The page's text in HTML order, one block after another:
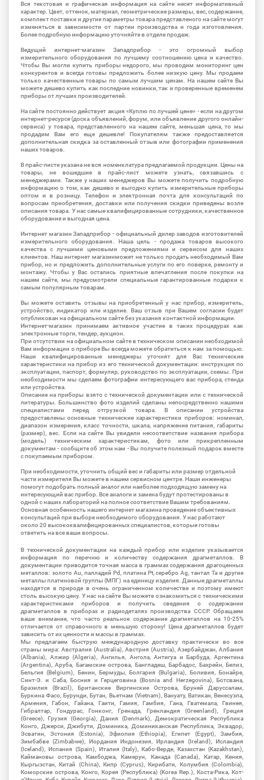
Вся текстовая и графическая информация на сайте несет информативный
характер. Цвет, оттенок, материал, геометрические размеры, вес, содержание,
комплект поставки и другие параметры товара представленого на сайте могут
изменяться в зависимости от партии производства и года изготовления.
Более подробную информацию уточняйте в отделе продаж.
Ведущий интернет-магазин Западприбор - это огромный выбор
измерительного оборудования по лучшему соотношению цена и качество.
Чтобы Вы могли купить приборы недорого, мы проводим мониторинг цен
конкурентов и всегда готовы предложить более низкую цену. Мы продаем
только качественные товары по самым лучшим ценам. На нашем сайте Вы
можете дешево купить как последние новинки, так и проверенные временем
приборы от лучших производителей.
На сайте постоянно действует акция «Куплю по лучшей цене» - если на другом
интернет-ресурсе (доска объявлений, форум, или объявление другого онлайн-
сервиса) у товара, представленного на нашем сайте, меньшая цена, то мы
продадим Вам его еще дешевле! Покупателям также предоставляется
дополнительная скидка за оставленный отзыв или фотографии применения
наших товаров.
В прайс-листе указана не вся номенклатура предлагаемой продукции. Цены на
товары, не вошедшие в прайс-лист можете узнать, связавшись с
менеджерами. Также у наших менеджеров Вы можете получить подробную
информацию о том, как дешево и выгодно купить измерительные приборы
оптом и в розницу. Телефон и электронная почта для консультаций по
вопросам приобретения, доставки или получения скидки приведены возле
описания товара. У нас самые квалифицированные сотрудники, качественное
оборудование и выгодная цена.
Интернет магазин Западприбор - официальный дилер заводов изготовителей
измерительного оборудования. Наша цель - продажа товаров высокого
качества с лучшими ценовыми предложениями и сервисом для наших
клиентов. Наш интернет магазинможет не только продать необходимый Вам
прибор, но и предложить дополнительные услуги по его поверке, ремонту и
монтажу. Чтобы у Вас остались приятные впечатления после покупки на
нашем сайте, мы предусмотрели специальные гарантированные подарки к
самым популярным товарам.
Вы можете оставить отзывы на приобретенный у нас прибор, измеритель,
устройство, индикатор или изделие. Ваш отзыв при Вашем согласии будет
опубликован на официальном сайте без указания контактной информации.
Интернет-магазин принимаем активное участие в таких процедурах как
электронные торги, тендер, аукцион.
При отсутствии на официальном сайте в техническом описании необходимой
Вам информации о приборе Вы всегда можете обратиться к нам за помощью.
Наши квалифицированные менеджеры уточнят для Вас технические
характеристики на прибор из его технической документации: инструкция по
эксплуатации, паспорт, формуляр, руководство по эксплуатации, схемы. При
необходимости мы сделаем фотографии интересующего вас прибора, стенда
или устройства.
Описание на приборы взято с технической документации или с технической
литературы. Большинство фото изделий сделаны непосредственно нашими
специалистами перед отгрузкой товара. В описании устройства
предоставлены основные технические характеристики приборов: номинал,
диапазон измерения, класс точности, шкала, напряжение питания, габариты
(размер), вес. Если на сайте Вы увидели несоответствие названия прибора
(модель) техническим характеристикам, фото или прикрепленным
документам - сообщите об этом нам - Вы получите полезный подарок вместе
с покупаемым прибором.
При необходимости, уточнить общий вес и габариты или размер отдельной
части измерителя Вы можете в нашем сервисном центре. Наши инженеры
помогут подобрать полный аналог или наиболее подходящую замену на
интересующий вас прибор. Все аналоги и замена будут протестированы в
одной с наших лабораторий на полное соответствие Вашим требованиям.
Основная особенность нашего интернет магазина проведение объективных
консультаций при выборе необходимого оборудования. У нас работают
около 20 высококвалифицированных специалистов, которые готовы
ответить на все ваши вопросы.
В технической документации на каждый прибор или изделие указывается
информация по перечню и количеству содержания драгметаллов. В
документации приводится точная масса в граммах содержания драгоценных
металлов: золото Au, палладий Pd, платина Pt, серебро Ag, тантал Ta и другие
металлы платиновой группы (МПГ) на единицу изделия. Данные драгметаллы
находятся в природе в очень ограниченном количестве и поэтому имеют
столь высокую цену. У нас на сайте Вы можете ознакомиться с техническими
характеристиками приборов и получить сведения о содержании
драгметаллов в приборах и радиодеталях производства СССР. Обращаем
ваше внимание, что часто реальное содержание драгметаллов на 10-25%
отличается от справочного в меньшую сторону! Цена драгметаллов будет
зависить от их ценности и массы в граммах.
Мы предлагаем быструю международную доставку практически во все
страны мира: Австралия (Australia), Австрия (Austria), Азербайджан, Албания
(Albania), Алжир (Algeria), Ангилья, Ангола, Антигуа и Барбуда, Аргентина
(Argentina), Аруба, Багамские острова, Бангладеш, Барбадос, Бахрейн, Белиз,
Бельгия (Belgium), Бенин, Бермуды, Болгария (Bulgaria), Боливия, Бонайре,
Синт-Э. и Саба, Босния и Герцеговина (Bosnia and Herzegovina), Ботсвана,
Бразилия (Brazil), Британские Виргинские Острова, Бруней Даруссалам,
Буркина Фасо, Бурунди, Бутан, Вьетнам (Vietnam), Вануату, Ватикан, Венесуэла,
Армения, Габон, Гайана, Гаити, Гамия, Гамбия, Гана, Гватемала, Гвинея,
Гибралтар, Гондурас, Гонконг, Гренада, Гренландия (Greenland), Греция
(Greece), Грузия (Georgia), Дания (Denmark), Демократическая Республика
Конго, Джерси, Джибути, Доминика, Доминиканская Республика, Эквадор,
Эсватин, Эстония (Estonia), Эфиопия (Ethiopia), Египет (Egypt), Замбия,
Зимбабве (Zimbabwe), Иордания Индонезия, Ирландия (Ireland), Исландия
(Iceland), Испания (Spain), Италия (Italy), Кабо-Верде, Казахстан (Kazakhstan),
Каймановы острова, Камбоджа, Камерун, Канада (Canada), Катар, Кения,
Кыргызстан, Китай (China), Кипр (Cyprus), Кирибати, Колумбия (Colombia),
Коморские острова, Конго, Корея (Республика) (Korea Rep.), Коста-Рика, Кот-